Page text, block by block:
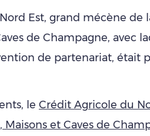
Est, grand mécène de
de Champagne, avec
de partenariat, était
le Crédit Agricole du
Maisons et Caves de